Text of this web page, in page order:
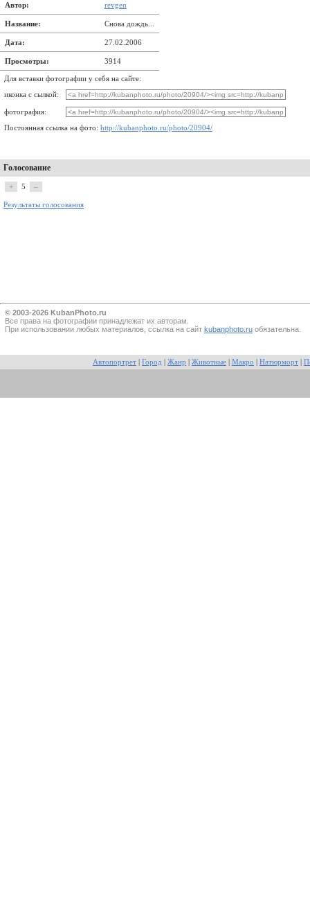
Автор: revgen
Название: Снова дождь...
Дата: 27.02.2006
Просмотры: 3914
Для вставки фотографии у себя на сайте:
иконка с сылкой:
фотография:
Постоянная ссылка на фото: http://kubanphoto.ru/photo/20904/
Голосование
+ 5 –
Результаты голосования
© 2003-2026 KubanPhoto.ru
Все прaва на фотографии принадлежат их авторам.
При использовании любых материалов, ссылка на сайт kubanphoto.ru обязательна.
Автопортрет Город Жанр Животные Макро Натюрморт